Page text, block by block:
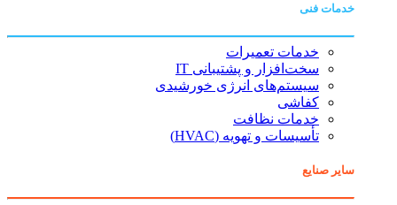
خدمات فنی
خدمات تعمیرات
سخت‌افزار و پشتیبانی IT
سیستم‌های انرژی خورشیدی
کفاشی
خدمات نظافت
تأسیسات و تهویه (HVAC)
سایر صنایع